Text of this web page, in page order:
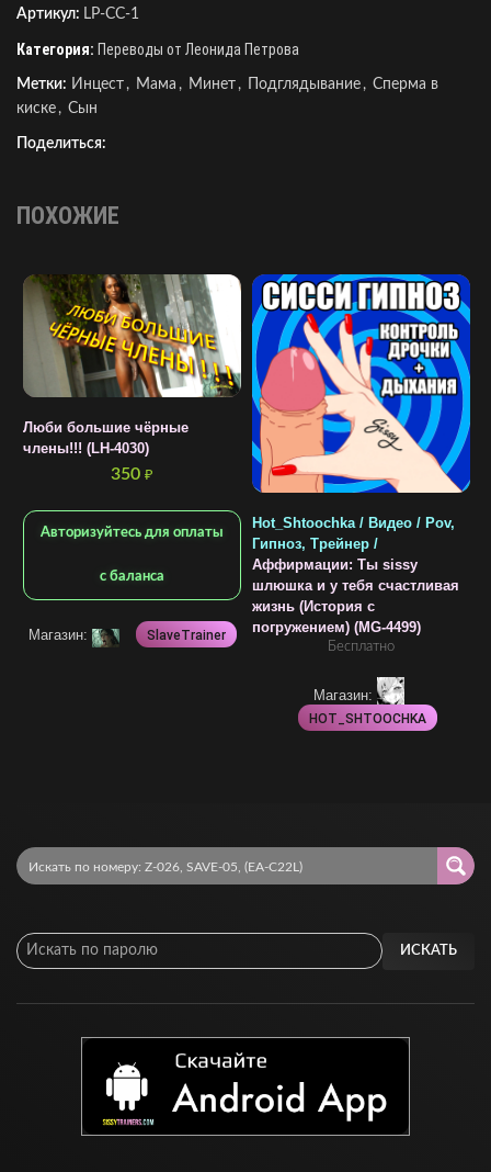
Артикул: LP-CC-1
Категория: Переводы от Леонида Петрова
Метки: Инцест , Мама , Минет , Подглядывание , Сперма в
киске , Сын
Поделиться:
ПОХОЖИЕ
Люби большие чёрные
члены!!! (LH-4030)
350 ₽
Авторизуйтесь для оплаты
с баланса
Магазин: SlaveTrainer
Hot_Shtoochka / Видео / Pov,
Гипноз, Трейнер /
Аффирмации: Ты sissy
шлюшка и у тебя счастливая
жизнь (История с
погружением) (MG-4499)
Бесплатно
Магазин:
HOT_SHTOOCHKA
ИСКАТЬ